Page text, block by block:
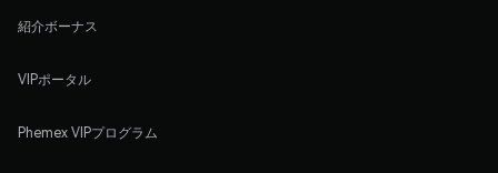
紹介ボーナス
VIPポータル
Phemex VIPプログラム